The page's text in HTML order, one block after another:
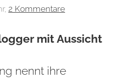
2 Kommentare
mit Aussicht
nennt ihre